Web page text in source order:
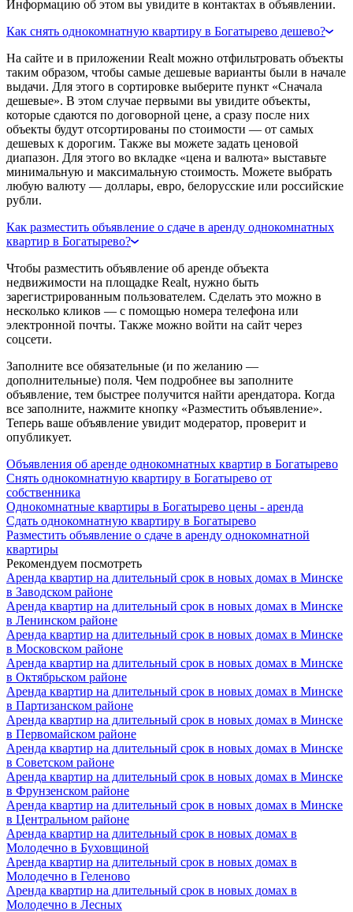
Информацию об этом вы увидите в контактах в объявлении.
Как снять однокомнатную квартиру в Богатырево дешево?
На сайте и в приложении Realt можно отфильтровать объекты
таким образом, чтобы самые дешевые варианты были в начале
выдачи. Для этого в сортировке выберите пункт «Сначала
дешевые». В этом случае первыми вы увидите объекты,
которые сдаются по договорной цене, а сразу после них
объекты будут отсортированы по стоимости — от самых
дешевых к дорогим. Также вы можете задать ценовой
диапазон. Для этого во вкладке «цена и валюта» выставьте
минимальную и максимальную стоимость. Можете выбрать
любую валюту — доллары, евро, белорусские или российские
рубли.
Как разместить объявление о сдаче в аренду однокомнатных
квартир в Богатырево?
Чтобы разместить объявление об аренде объекта
недвижимости на площадке Realt, нужно быть
зарегистрированным пользователем. Сделать это можно в
несколько кликов — с помощью номера телефона или
электронной почты. Также можно войти на сайт через
соцсети.
Заполните все обязательные (и по желанию —
дополнительные) поля. Чем подробнее вы заполните
объявление, тем быстрее получится найти арендатора. Когда
все заполните, нажмите кнопку «Разместить объявление».
Теперь ваше объявление увидит модератор, проверит и
опубликует.
Объявления об аренде однокомнатных квартир в Богатырево
Снять однокомнатную квартиру в Богатырево от
собственника
Однокомнатные квартиры в Богатырево цены - аренда
Сдать однокомнатную квартиру в Богатырево
Разместить объявление о сдаче в аренду однокомнатной
квартиры
Рекомендуем посмотреть
Аренда квартир на длительный срок в новых домах в Минске
в Заводском районе
Аренда квартир на длительный срок в новых домах в Минске
в Ленинском районе
Аренда квартир на длительный срок в новых домах в Минске
в Московском районе
Аренда квартир на длительный срок в новых домах в Минске
в Октябрьском районе
Аренда квартир на длительный срок в новых домах в Минске
в Партизанском районе
Аренда квартир на длительный срок в новых домах в Минске
в Первомайском районе
Аренда квартир на длительный срок в новых домах в Минске
в Советском районе
Аренда квартир на длительный срок в новых домах в Минске
в Фрунзенском районе
Аренда квартир на длительный срок в новых домах в Минске
в Центральном районе
Аренда квартир на длительный срок в новых домах в
Молодечно в Буховщиной
Аренда квартир на длительный срок в новых домах в
Молодечно в Геленово
Аренда квартир на длительный срок в новых домах в
Молодечно в Лесных